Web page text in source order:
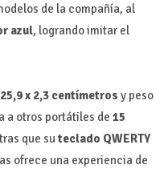
de la compañía, al
azul, logrando imitar el
x 2,3 centímetros y peso
a otros portátiles de 15
que suteclado QWERTY
ofrece una experiencia de